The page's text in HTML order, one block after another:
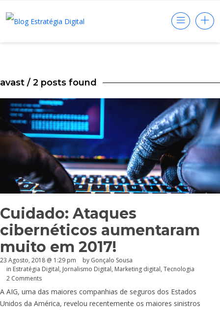
avast / 2 posts found
Cuidado: Ataques
cibernéticos aumentaram
muito em 2017!
23 Agosto, 2018 @ 1:29 pm by Gonçalo Sousa
in Estratégia Digital, Jornalismo Digital, Marketing digital, Tecnologia
2 Comments
A AIG, uma das maiores companhias de seguros dos Estados
Unidos da América, revelou recentemente os maiores sinistros